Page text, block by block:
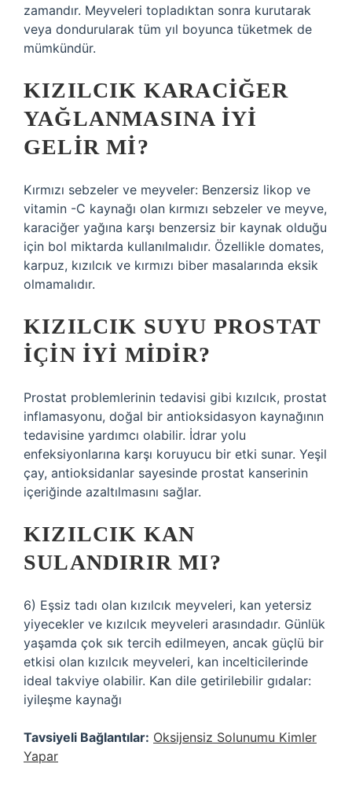
zamandır. Meyveleri topladıktan sonra kurutarak
veya dondurularak tüm yıl boyunca tüketmek de
mümkündür.
KIZILCIK KARACIĞER
YAĞLANMASINA IYI
GELIR MI?
Kırmızı sebzeler ve meyveler: Benzersiz likop ve
vitamin -C kaynağı olan kırmızı sebzeler ve meyve,
karaciğer yağına karşı benzersiz bir kaynak olduğu
için bol miktarda kullanılmalıdır. Özellikle domates,
karpuz, kızılcık ve kırmızı biber masalarında eksik
olmamalıdır.
KIZILCIK SUYU PROSTAT
IÇIN IYI MIDIR?
Prostat problemlerinin tedavisi gibi kızılcık, prostat
inflamasyonu, doğal bir antioksidasyon kaynağının
tedavisine yardımcı olabilir. İdrar yolu
enfeksiyonlarına karşı koruyucu bir etki sunar. Yeşil
çay, antioksidanlar sayesinde prostat kanserinin
içeriğinde azaltılmasını sağlar.
KIZILCIK KAN
SULANDIRIR MI?
6) Eşsiz tadı olan kızılcık meyveleri, kan yetersiz
yiyecekler ve kızılcık meyveleri arasındadır. Günlük
yaşamda çok sık tercih edilmeyen, ancak güçlü bir
etkisi olan kızılcık meyveleri, kan incelticilerinde
ideal takviye olabilir. Kan dile getirilebilir gıdalar:
iyileşme kaynağı
Tavsiyeli Bağlantılar: Oksijensiz Solunumu Kimler
Yapar